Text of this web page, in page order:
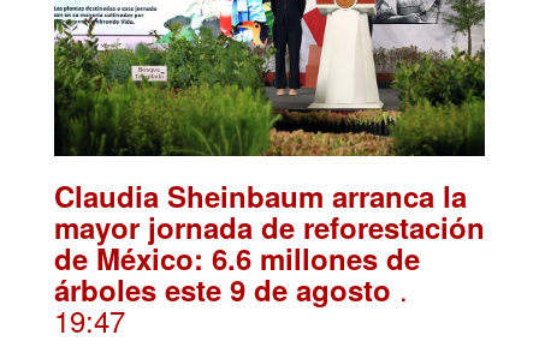
Claudia Sheinbaum arranca la
mayor jornada de reforestación
de México: 6.6 millones de
árboles este 9 de agosto .
19:47